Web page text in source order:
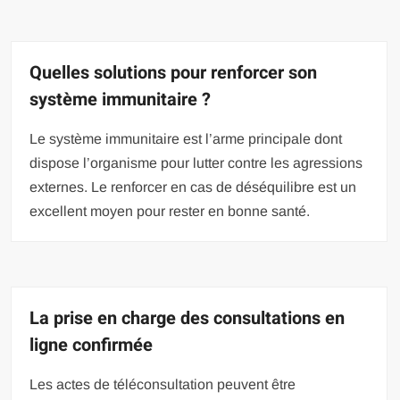
Quelles solutions pour renforcer son
système immunitaire ?
Le système immunitaire est l’arme principale dont
dispose l’organisme pour lutter contre les agressions
externes. Le renforcer en cas de déséquilibre est un
excellent moyen pour rester en bonne santé.
La prise en charge des consultations en
ligne confirmée
Les actes de téléconsultation peuvent être